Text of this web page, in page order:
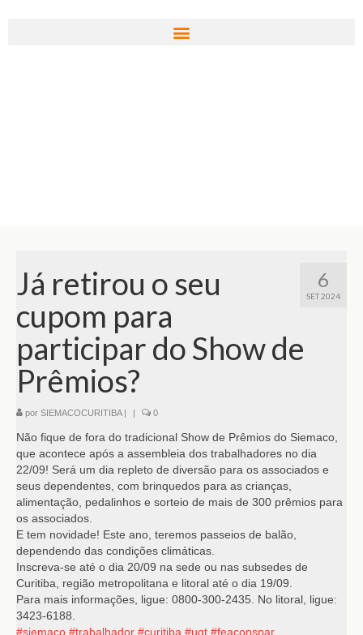
6
SET 2024
Já retirou o seu
cupom para
participar do Show de
Prêmios?
por SIEMACOCURITIBA| | 0
Não fique de fora do tradicional Show de Prêmios do Siemaco,
que acontece após a assembleia dos trabalhadores no dia
22/09! Será um dia repleto de diversão para os associados e
seus dependentes, com brinquedos para as crianças,
alimentação, pedalinhos e sorteio de mais de 300 prêmios para
os associados.
E tem novidade! Este ano, teremos passeios de balão,
dependendo das condições climáticas.
Inscreva-se até o dia 20/09 na sede ou nas subsedes de
Curitiba, região metropolitana e litoral até o dia 19/09.
Para mais informações, ligue: 0800-300-2435. No litoral, ligue:
3423-6188.
#siemaco #trabalhador #curitiba #ugt #feaconspar